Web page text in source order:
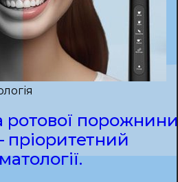
ротової порожнини
пріоритетний